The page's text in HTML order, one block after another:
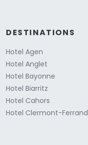
DESTINATIONS
Hotel Agen
Hotel Anglet
Hotel Bayonne
Hotel Biarritz
Hotel Cahors
Hotel Clermont-Ferrand